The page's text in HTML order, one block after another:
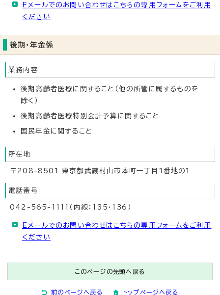
Eメールでのお問い合わせはこちらの専用フォームをご利用
ください
後期・年金係
業務内容
後期高齢者医療に関すること（他の所管に属するものを
除く）
後期高齢者医療特別会計予算に関すること
国民年金に関すること
所在地
〒208-8501 東京都武蔵村山市本町一丁目1番地の1
電話番号
042-565-1111（内線：135・136）
Eメールでのお問い合わせはこちらの専用フォームをご利用
ください
このページの先頭へ戻る
前のページへ戻る トップページへ戻る